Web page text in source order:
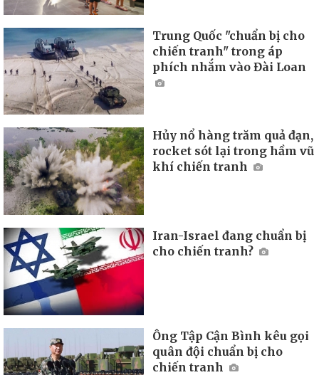
Trung Quốc "chuẩn bị cho
chiến tranh" trong áp
phích nhắm vào Đài Loan
Hủy nổ hàng trăm quả đạn,
rocket sót lại trong hầm vũ
khí chiến tranh
Iran-Israel đang chuẩn bị
cho chiến tranh?
Ông Tập Cận Bình kêu gọi
quân đội chuẩn bị cho
chiến tranh